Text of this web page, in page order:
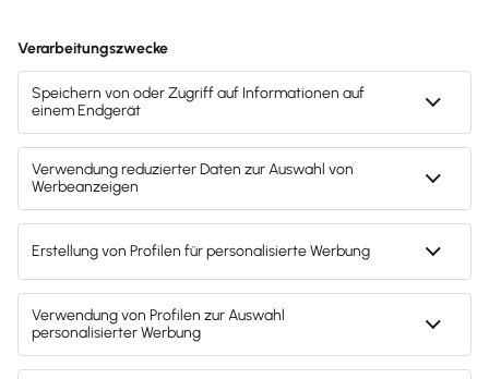
Made in Germany
Entwicklung, Hosting und Datenschutz nach
deutschen Standards – sicher, transparent und
zuverlässig.
Häufige Fragen
Antworten auf die häufigsten
Fragen zur Verwaltung offener
Posten
Kontaktiere uns